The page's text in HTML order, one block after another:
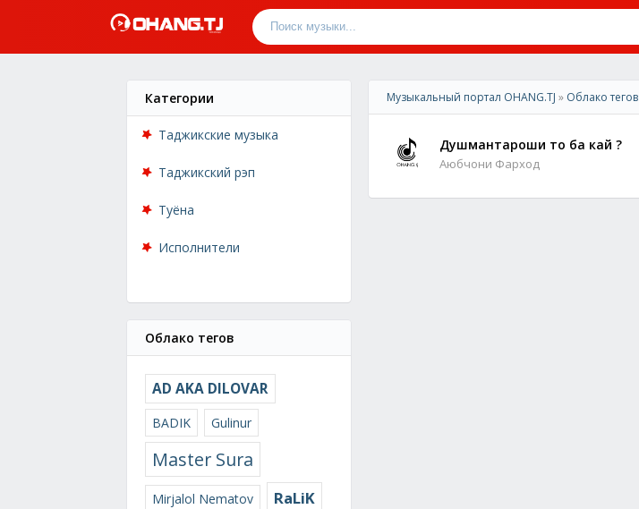
Категории
Таджикские музыка
Таджикский рэп
Туёна
Исполнители
Облако тегов
AD AKA DILOVAR
BADIK Gulinur
Master Sura
Mirjalol Nematov RaLiK
Музыкальный портал OHANG.TJ » Облако тегов
Душмантароши то ба кай ?
Аюбчони Фарход